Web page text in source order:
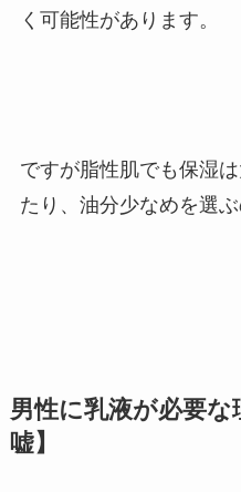
く可能性があります。
ですが脂性肌でも保湿は
たり、油分少なめを選ぶ
男性に乳液が必要
嘘】